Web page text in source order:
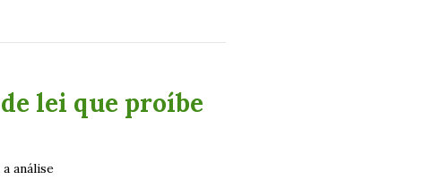
lei que proíbe
análise